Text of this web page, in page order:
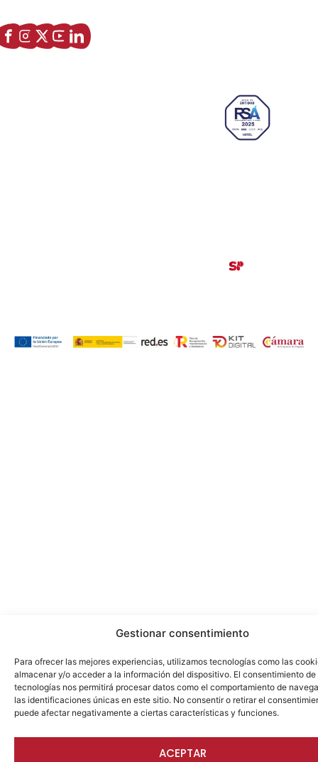
Gestionar consentimiento
Para ofrecer las mejores experiencias, utilizamos tecnologías como las
almacenar y/o acceder a la información del dispositivo. El consentimiento de
tecnologías nos permitirá procesar datos como el comportamiento de
las identificaciones únicas en este sitio. No consentir o retirar el
puede afectar negativamente a ciertas características y funciones.
ACEPTAR